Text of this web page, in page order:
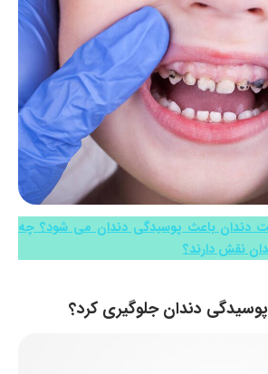
دندان باعث پوسیدگی دندان می شود؟ چه
نقش دارند؟
دندان جلوگیری کرد؟